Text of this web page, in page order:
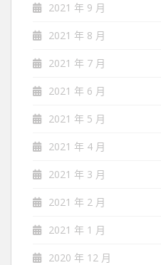
2021 年 9 月
2021 年 8 月
2021 年 7 月
2021 年 6 月
2021 年 5 月
2021 年 4 月
2021 年 3 月
2021 年 2 月
2021 年 1 月
2020 年 12 月